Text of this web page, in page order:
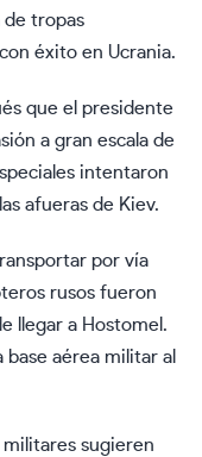
de tropas
éxito en Ucrania.
que el presidente
a gran escala de
intentaron
afueras de Kiev.
por vía
rusos fueron
llegar a Hostomel.
aérea militar al
sugieren